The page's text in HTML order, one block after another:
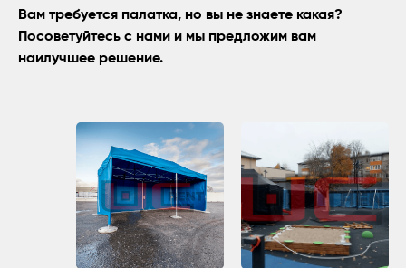
Вам требуется палатка, но вы не знаете какая?
Посоветуйтесь с нами и мы предложим вам
наилучшее решение.